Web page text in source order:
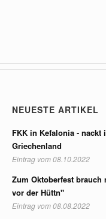
NEUESTE ARTIKEL
FKK in Kefalonia - nackt
Griechenland
Eintrag vom 08.10.2022
Zum Oktoberfest brauch
vor der Hüttn"
Eintrag vom 08.08.2022